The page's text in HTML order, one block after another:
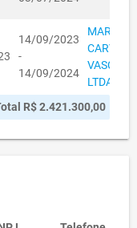
2023 R$ 375,00
2023 R$ 680,00
R$ 340,00
14/09/2023
-
14/09/2024
LTDA
R$ 2.421.300,00